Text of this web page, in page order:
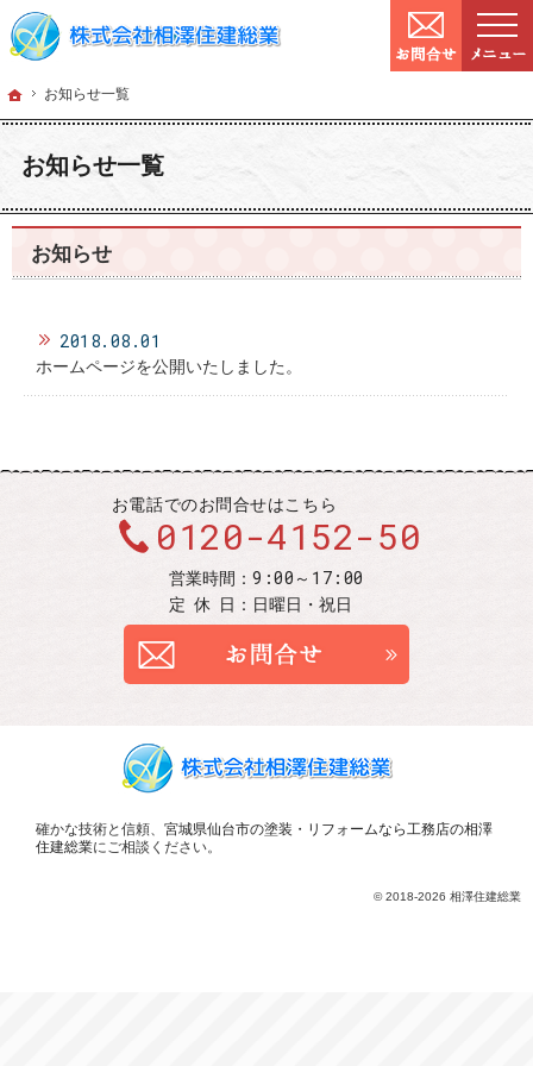
ホーム
お知らせ一覧
お知らせ一覧
確かな技術と信頼。宮城県仙台市の塗装・リフォームを手がける工務店なら当社へ
宮城県仙台市の塗装・リフォームなら工務店の相澤住建総業
お知らせ
2018.08.01
ホームページを公開いたしました。
ホームお知らせ一覧
お電話でのお問合せはこちら
0120-4152-50
営業時間：9:00～17:00
定休 日： 日曜日・祝日
© 2018-2026 相澤住建総業
確かな技術と信頼、 宮城県仙台市の塗装・リフォームなら工務店の相澤
住建総業にご相談ください。